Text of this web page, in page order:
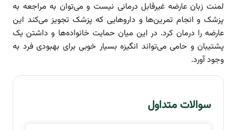
لمنت زبان عارضه غیرقابل درمانی نیست و می‌توان به مراجعه به
پزشک و انجام تمرین‌ها و داروهایی که پزشک تجویز می‌کند این
عارضه را درمان کرد. در این میان حمایت خانواده‌ها و داشتن یک
پشتیبان و حامی می‌تواند انگیزه بسیار خوبی برای بهبودی فرد به
وجود آورد.
سوالات متداول